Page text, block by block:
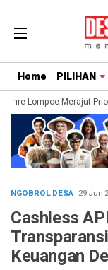
Home PILIHAN
Lompoe Merajut
NGOBROL DESA· 29 Jun
Cashless
Keuangan